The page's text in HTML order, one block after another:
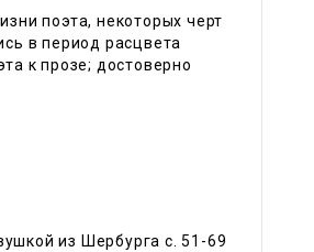
поэта, некоторых черт
в период расцвета
к прозе; достоверно
из Шербурга c. 51-69